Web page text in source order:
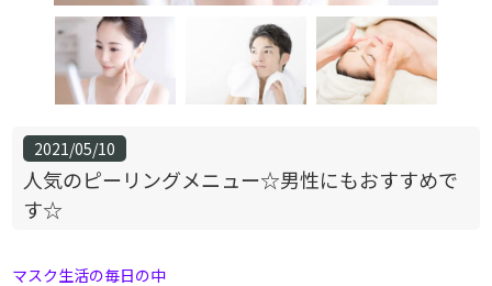
2021/05/10
人気のピーリングメニュー☆男性にもおすすめで
す☆
マスク生活の毎日の中